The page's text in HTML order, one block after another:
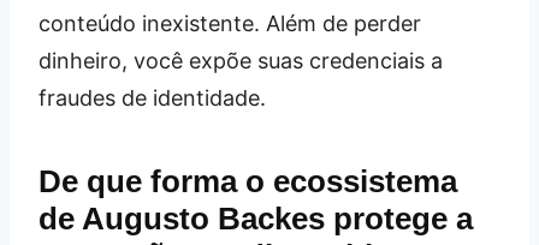
conteúdo inexistente. Além de perder
dinheiro, você expõe suas credenciais a
fraudes de identidade.
De que forma o ecossistema
de Augusto Backes protege a